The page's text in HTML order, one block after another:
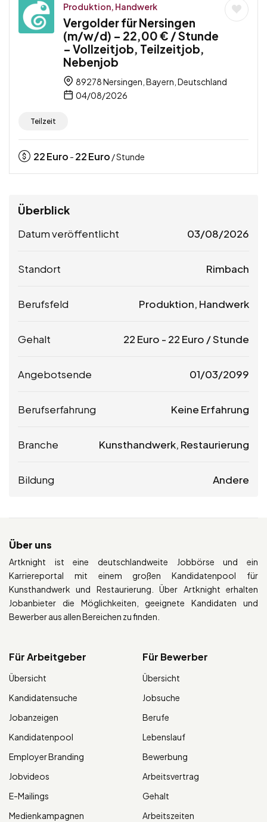
Produktion, Handwerk
Vergolder für Nersingen
(m/w/d) – 22,00 € / Stunde
– Vollzeitjob, Teilzeitjob,
Nebenjob
89278 Nersingen, Bayern, Deutschland
04/08/2026
Teilzeit
22Euro - 22Euro / Stunde
Überblick
Datum veröffentlicht 03/08/2026
Standort Rimbach
Berufsfeld Produktion, Handwerk
Gehalt 22 Euro - 22 Euro / Stunde
Angebotsende 01/03/2099
Berufserfahrung Keine Erfahrung
Branche Kunsthandwerk, Restaurierung
Bildung Andere
Über uns
Artknight ist eine deutschlandweite Jobbörse und ein
Karriereportal mit einem großen Kandidatenpool für
Kunsthandwerk und Restaurierung. Über Artknight erhalten
Jobanbieter die Möglichkeiten, geeignete Kandidaten und
Bewerber aus allen Bereichen zu finden.
Für Arbeitgeber
Übersicht
Kandidatensuche
Jobanzeigen
Kandidatenpool
Employer Branding
Jobvideos
E-Mailings
Medienkampagnen
Für Bewerber
Übersicht
Jobsuche
Berufe
Lebenslauf
Bewerbung
Arbeitsvertrag
Gehalt
Arbeitszeiten